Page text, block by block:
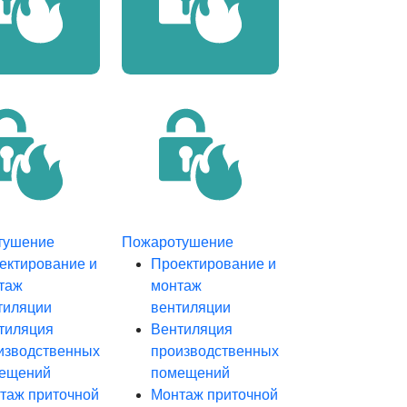
и
приточной
Пожаротушение
Проектирование и
монтаж
вентиляции
Вентиляция
производственных
помещений
Монтаж приточной